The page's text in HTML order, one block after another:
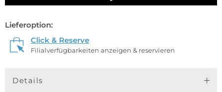
Lieferoption:
Click & Reserve
Filialverfügbarkeiten anzeigen & reservieren
Details